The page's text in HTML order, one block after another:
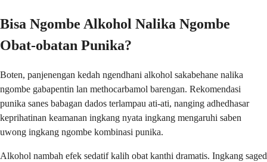
Bisa Ngombe Alkohol Nalika Ngombe
Obat-obatan Punika?
Boten, panjenengan kedah ngendhani alkohol sakabehane nalika
ngombe gabapentin lan methocarbamol barengan. Rekomendasi
punika sanes babagan dados terlampau ati-ati, nanging adhedhasar
keprihatinan keamanan ingkang nyata ingkang mengaruhi saben
uwong ingkang ngombe kombinasi punika.
Alkohol nambah efek sedatif kalih obat kanthi dramatis. Ingkang saged